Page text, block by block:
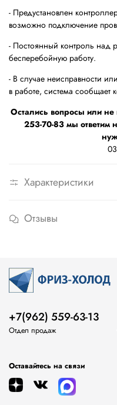
- Предустановлен
возможно подключение
- Постоянный контроль над
бесперебойную работу.
- В случае неисправности
в работе, система сообщает
Остались вопросы или
253-70-83 мы
Характеристики
Отзывы
+7(962) 559-63-13
Отдел продаж
Оставайтесь на связи